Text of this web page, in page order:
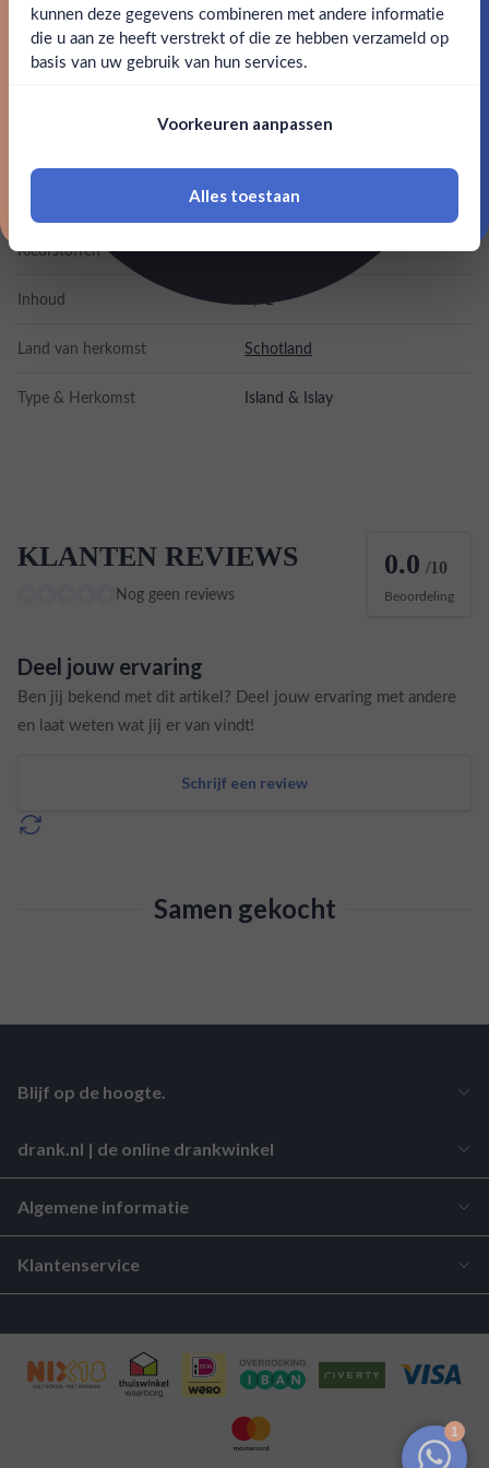
Ja Nee
18 jaar of ouder zijn
tonen van peren, Turks fruit, kersen en pure chocolade.
The Arran Whisky
Kleurstoffen
Inhoud 0,7L
Land van herkomst Schotland
Type & Herkomst Island & Islay
KLANTEN REVIEWS
Nog geen reviews
0.0 /10
Beoordeling
Deel jouw ervaring
Ben jij bekend met dit artikel? Deel jouw ervaring met andere
en laat weten wat jij er van vindt!
Schrijf een review
Samen gekocht
drank.nl | de online drankwinkel
Algemene informatie
Klantenservice
Blijf op de hoogte.
kunnen deze gegevens combineren met andere informatie
die u aan ze heeft verstrekt of die ze hebben verzameld op
basis van uw gebruik van hun services.
Voorkeuren aanpassen
Alles toestaan
Claim mijn korting